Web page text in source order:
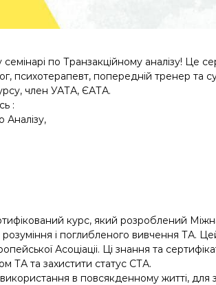
по Транзакційному аналізу! Це
психотерапевт, попередній тренер та
член УАТА, ЄАТА.
:
Аналізу,
курс, який розроблений
розуміння і поглибленого вивчення ТА.
Асоціаціі. Ці знання та
ТА та захистити статус СТА.
в повсякденному житті, для